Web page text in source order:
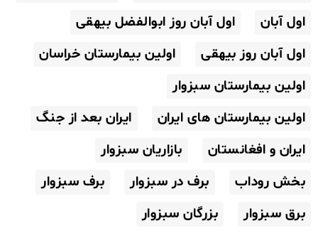
اول آبان
اول آبان روز ابوالفضل بیهقی
اول آبان روز بیهقی
اولین بیمارستان خراسان
اولین بیمارستان سبزوار
اولین بیمارستان های ایران
ایران بعد از جنگ
ایران و افغانستان
بازاریان سبزوار
بخش روداب
برف در سبزوار
برف سبزوار
برق سبزوار
بزرگان سبزوار